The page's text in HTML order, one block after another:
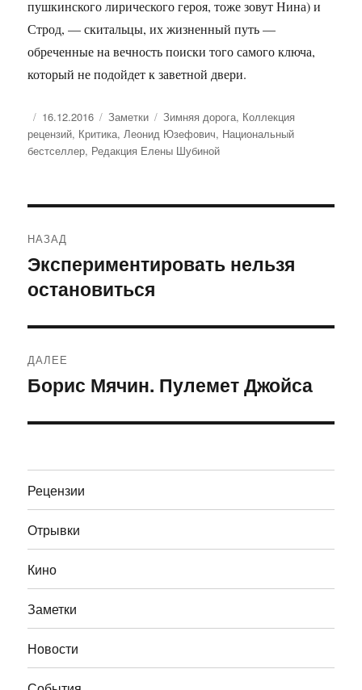
пушкинского лирического героя, тоже зовут Нина) и
Строд, — скитальцы, их жизненный путь —
обреченные на вечность поиски того самого ключа,
который не подойдет к заветной двери.
Опубликовано
16.12.2016 Рубрики
Заметки Метки
Зимняя дорога, Коллекция
рецензий, Критика,Леонид Юзефович, Национальный
бестселлер, Редакция Елены Шубиной
по
записям
НАЗАД
Предыдущая
запись:
Экспериментировать нельзя
остановиться
ДАЛЕЕ
Следующая
Борис Мячин. Пулемет Джойса
Рецензии
Отрывки
Кино
Заметки
Новости